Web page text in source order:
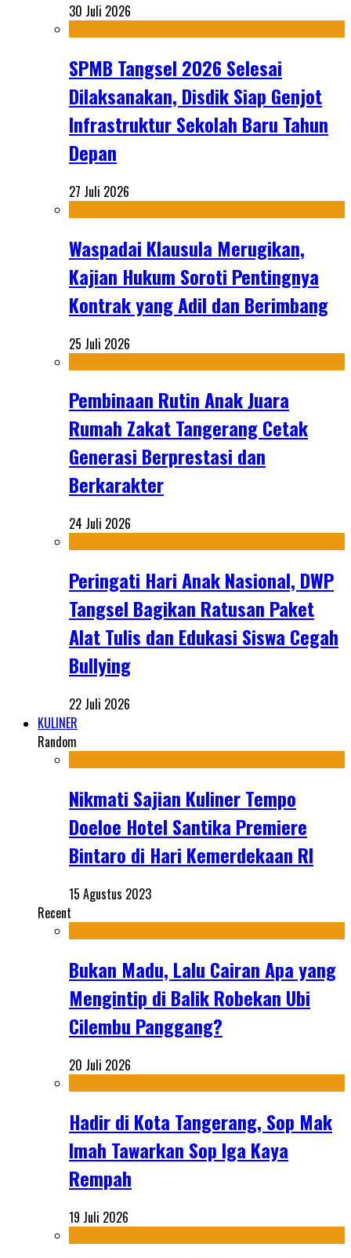
30 Juli 2026
SPMB Tangsel 2026 Selesai
Dilaksanakan, Disdik Siap Genjot
Infrastruktur Sekolah Baru Tahun
Depan
27 Juli 2026
Waspadai Klausula Merugikan,
Kajian Hukum Soroti Pentingnya
Kontrak yang Adil dan Berimbang
25 Juli 2026
Pembinaan Rutin Anak Juara
Rumah Zakat Tangerang Cetak
Generasi Berprestasi dan
Berkarakter
24 Juli 2026
Peringati Hari Anak Nasional, DWP
Tangsel Bagikan Ratusan Paket
Alat Tulis dan Edukasi Siswa Cegah
Bullying
22 Juli 2026
KULINER
Random
Nikmati Sajian Kuliner Tempo
Doeloe Hotel Santika Premiere
Bintaro di Hari Kemerdekaan RI
15 Agustus 2023
Recent
Bukan Madu, Lalu Cairan Apa yang
Mengintip di Balik Robekan Ubi
Cilembu Panggang?
20 Juli 2026
Hadir di Kota Tangerang, Sop Mak
Imah Tawarkan Sop Iga Kaya
Rempah
19 Juli 2026